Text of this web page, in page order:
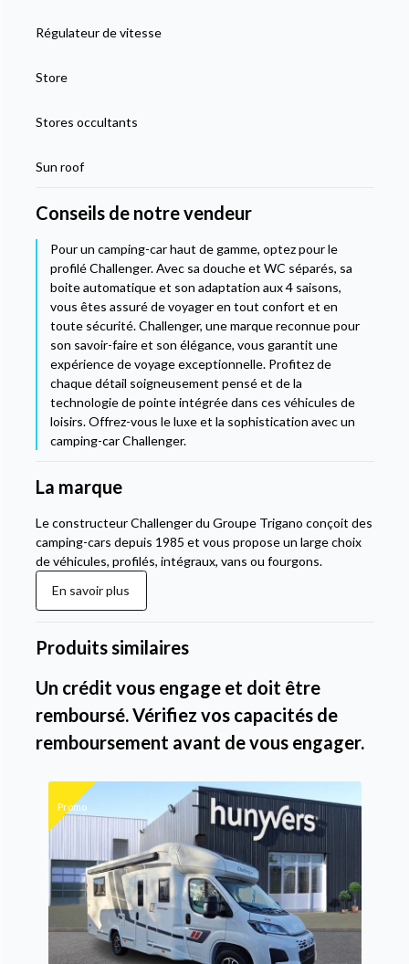
Régulateur de vitesse
Store
Stores occultants
Sun roof
Conseils de notre vendeur
Pour un camping-car haut de gamme, optez pour le
profilé Challenger. Avec sa douche et WC séparés, sa
boite automatique et son adaptation aux 4 saisons,
vous êtes assuré de voyager en tout confort et en
toute sécurité. Challenger, une marque reconnue pour
son savoir-faire et son élégance, vous garantit une
expérience de voyage exceptionnelle. Profitez de
chaque détail soigneusement pensé et de la
technologie de pointe intégrée dans ces véhicules de
loisirs. Offrez-vous le luxe et la sophistication avec un
camping-car Challenger.
La marque
Le constructeur Challenger du Groupe Trigano conçoit des
camping-cars depuis 1985 et vous propose un large choix
de véhicules, profilés, intégraux, vans ou fourgons.
En savoir plus
Produits similaires
Un crédit vous engage et doit être
remboursé. Vérifiez vos capacités de
remboursement avant de vous engager.
Promo